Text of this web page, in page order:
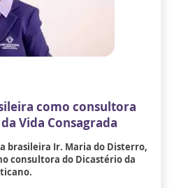
como consultora
Vida Consagrada
brasileira Ir. Maria do Disterro,
consultora do Dicastério da